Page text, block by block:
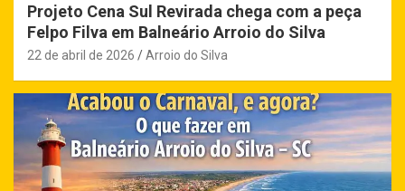
Projeto Cena Sul Revirada chega com a peça
Felpo Filva em Balneário Arroio do Silva
22 de abril de 2026 Arroio do Silva